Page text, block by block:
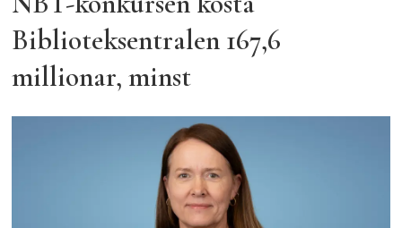
Biblioteksentralen 167,6
millionar, minst